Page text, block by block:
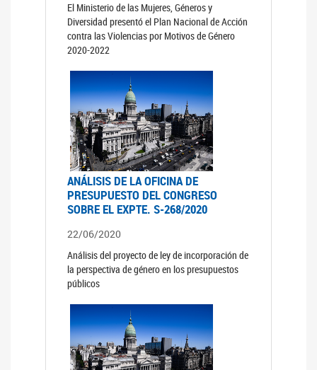
El Ministerio de las Mujeres, Géneros y
Diversidad presentó el Plan Nacional de Acción
contra las Violencias por Motivos de Género
2020-2022
ANÁLISIS DE LA OFICINA DE
PRESUPUESTO DEL CONGRESO
SOBRE EL EXPTE. S-268/2020
22/06/2020
Análisis del proyecto de ley de incorporación de
la perspectiva de género en los presupuestos
públicos